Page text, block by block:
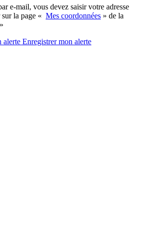
e-mail, vous devez saisir votre adresse
la page « Mes coordonnées » de la
alerte Enregistrermon alerte